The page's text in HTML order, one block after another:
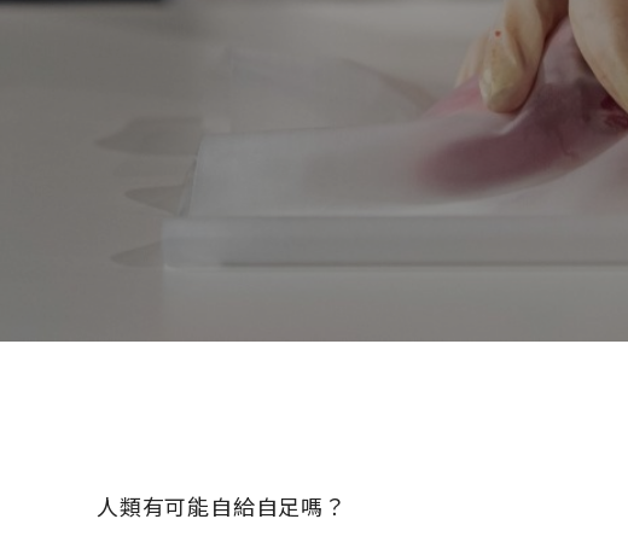
人類有可能自給自足嗎？